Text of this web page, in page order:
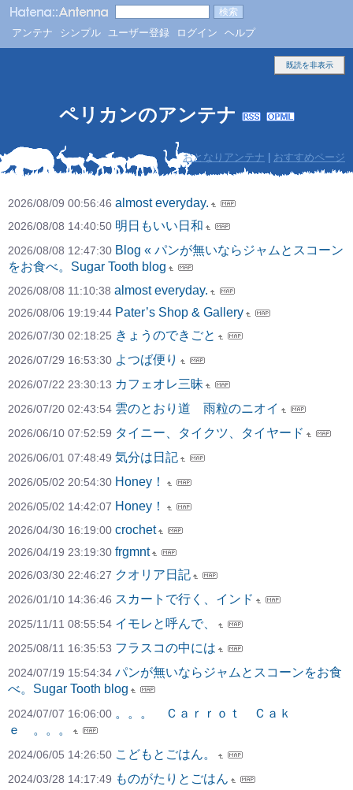
アンテナ シンプル ユーザー登録 ログイン ヘルプ
既読を非表示
ペリカンのアンテナ
おとなりアンテナ おすすめページ
2026/08/09 00:56:46 almost everyday.
2026/08/08 14:40:50 明日もいい日和
2026/08/08 12:47:30 Blog « パンが無いならジャムとスコーン
をお食べ。Sugar Tooth blog
2026/08/08 11:10:38 almost everyday.
2026/08/06 19:19:44 Pater’s Shop & Gallery
2026/07/30 02:18:25 きょうのできごと
2026/07/29 16:53:30 よつば便り
2026/07/22 23:30:13 カフェオレ三昧
2026/07/20 02:43:54 雲のとおり道 雨粒のニオイ
2026/06/10 07:52:59 タイニー、タイクツ、タイヤード
2026/06/01 07:48:49 気分は日記
2026/05/02 20:54:30 Honey！
2026/05/02 14:42:07 Honey！
2026/04/30 16:19:00 crochet
2026/04/19 23:19:30 frgmnt
2026/03/30 22:46:27 クオリア日記
2026/01/10 14:36:46 スカートで行く、インド
2025/11/11 08:55:54 イモレと呼んで、
2025/08/11 16:35:53 フラスコの中には
2024/07/19 15:54:34 パンが無いならジャムとスコーンをお食
べ。Sugar Tooth blog
2024/07/07 16:06:00 。。。 Ｃａｒｒｏｔ Ｃａｋ
ｅ 。。。
2024/06/05 14:26:50 こどもとごはん。
2024/03/28 14:17:49 ものがたりとごはん